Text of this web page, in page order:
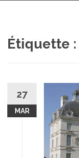
Étiquette :
27
MAR